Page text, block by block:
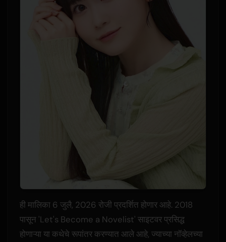
ही मालिका 6 जुलै, 2026 रोजी प्रदर्शित होणार आहे. 2018
पासून 'Let's Become a Novelist' साइटवर प्रसिद्ध
होणाऱ्या या कथेचे रूपांतर करण्यात आले आहे, ज्याच्या नॉव्हेलच्या